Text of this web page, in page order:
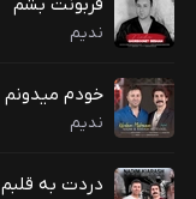
قربونت بشم
ندیم
خودم میدونم
ندیم
دردت به قلبم